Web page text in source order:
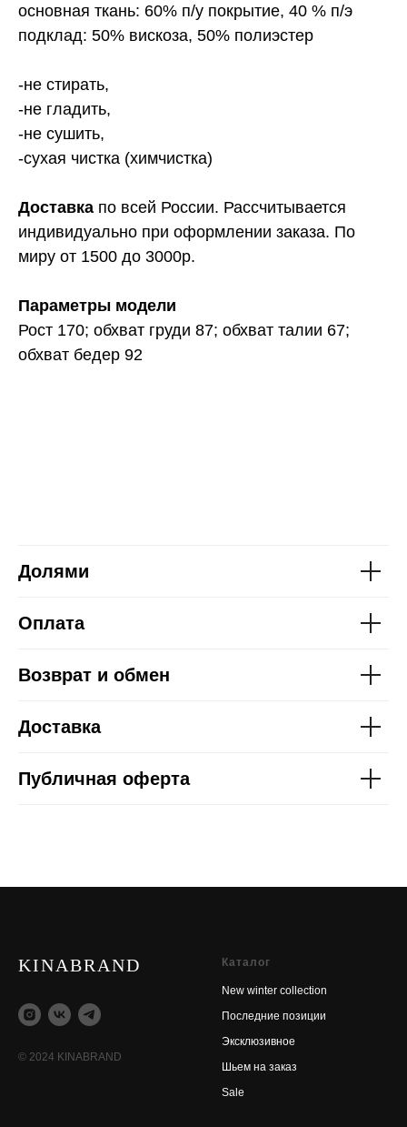
основная ткань: 60% п/у покрытие, 40 % п/э
подклад: 50% вискоза, 50% полиэстер
-не стирать,
-не гладить,
-не сушить,
-сухая чистка (химчистка)
Доставка по всей России. Рассчитывается
индивидуально при оформлении заказа. По
миру от 1500 до 3000р.
Параметры модели
Рост 170; обхват груди 87; обхват талии 67;
обхват бедер 92
Долями
Оплата
Возврат и обмен
Доставка
Публичная оферта
KINABRAND
© 2024 KINABRAND
Каталог
New winter collection
Последние позиции
Эксклюзивное
Шьем на заказ
Sale